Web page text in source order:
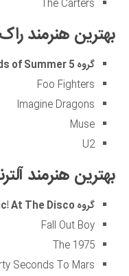
The Carters
بهترین هنرمند
گروه 5
of Summer
Foo Fighters
Imagine Dragons
Muse
U2
بهترین هنرمند
گروه At The Disco
Fall Out Boy
The 1975
Seconds To Mars